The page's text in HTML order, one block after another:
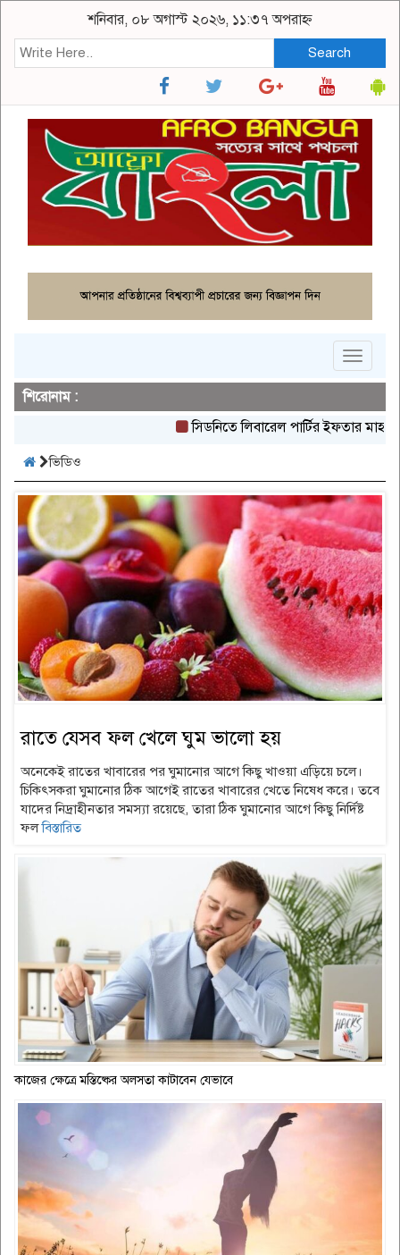
শনিবার, ০৮ অগাস্ট ২০২৬, ১১:৩৭ অপরাহ্ন
Search
Toggle
শিরোনাম :
সিডনিতে লিবারেল পার্টির ইফতার মাহফিল
ভিডিও
রাতে যেসব ফল খেলে ঘুম ভালো হয়
অনেকেই রাতের খাবারের পর ঘুমানোর আগে কিছু খাওয়া এড়িয়ে চলে।
চিকিৎসকরা ঘুমানোর ঠিক আগেই রাতের খাবারের খেতে নিষেধ করে। তবে
যাদের নিদ্রাহীনতার সমস্যা রয়েছে, তারা ঠিক ঘুমানোর আগে কিছু নির্দিষ্ট
ফলবিস্তারিত
কাজের ক্ষেত্রে মস্তিষ্কের অলসতা কাটাবেন যেভাবে